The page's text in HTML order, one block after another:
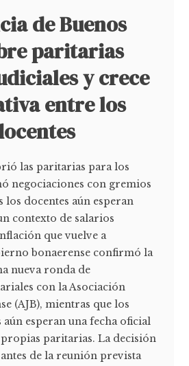
de Buenos
paritarias
y crece
entre los
las paritarias para los
negociaciones con gremios
los docentes aún esperan
contexto de salarios
que vuelve a
bonaerense confirmó la
nueva ronda de
con la Asociación
(AJB), mientras que los
esperan una fecha oficial
paritarias. La decisión
de la reunión prevista